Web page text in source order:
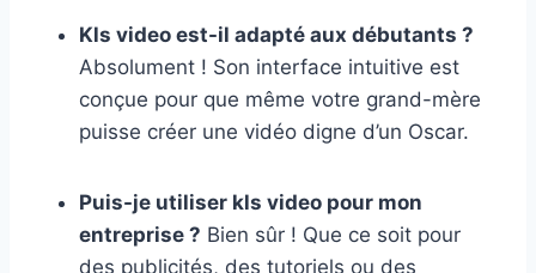
Kls video est-il adapté aux débutants ?
Absolument ! Son interface intuitive est
conçue pour que même votre grand-mère
puisse créer une vidéo digne d’un Oscar.
Puis-je utiliser kls video pour mon
entreprise ? Bien sûr ! Que ce soit pour
des publicités, des tutoriels ou des